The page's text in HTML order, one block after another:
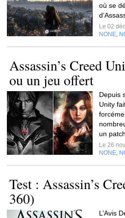
où se
Le 02
NONE
Assassin’s Creed
ou un jeu offert
Depuis
Unity
un
Le 26
NONE
Test : Assassin’s
360)
L’Avis